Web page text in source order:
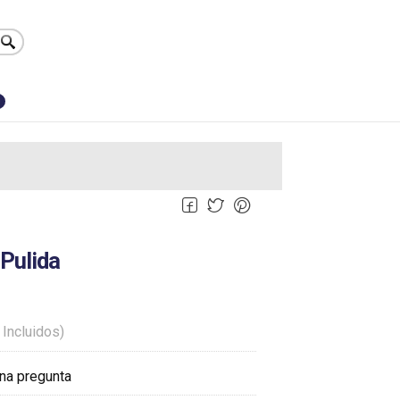
Incluidos)
pregunta